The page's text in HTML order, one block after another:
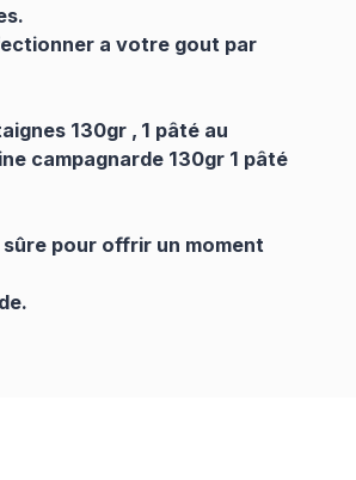
a votre gout par
130gr , 1 pâté au
campagnarde 130gr 1 pâté
pour offrir un moment